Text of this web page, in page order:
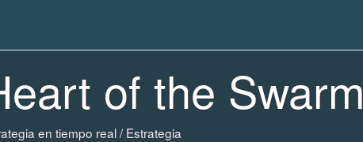
of the Swarm
en tiempo real/Estrategia